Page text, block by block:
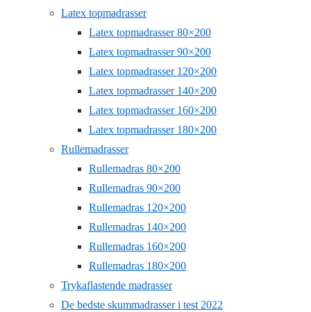
Latex topmadrasser
Latex topmadrasser 80×200
Latex topmadrasser 90×200
Latex topmadrasser 120×200
Latex topmadrasser 140×200
Latex topmadrasser 160×200
Latex topmadrasser 180×200
Rullemadrasser
Rullemadras 80×200
Rullemadras 90×200
Rullemadras 120×200
Rullemadras 140×200
Rullemadras 160×200
Rullemadras 180×200
Trykaflastende madrasser
De bedste skummadrasser i test 2022